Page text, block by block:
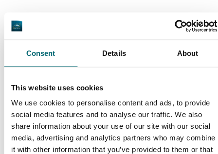
Consent Details About
This website uses cookies
We use cookies to personalise content and ads, to provide
social media features and to analyse our traffic. We also
share information about your use of our site with our social
media, advertising and analytics partners who may combine
it with other information that you’ve provided to them or that
Diese Firmen sind Ihnen bereits
1 2 3 4